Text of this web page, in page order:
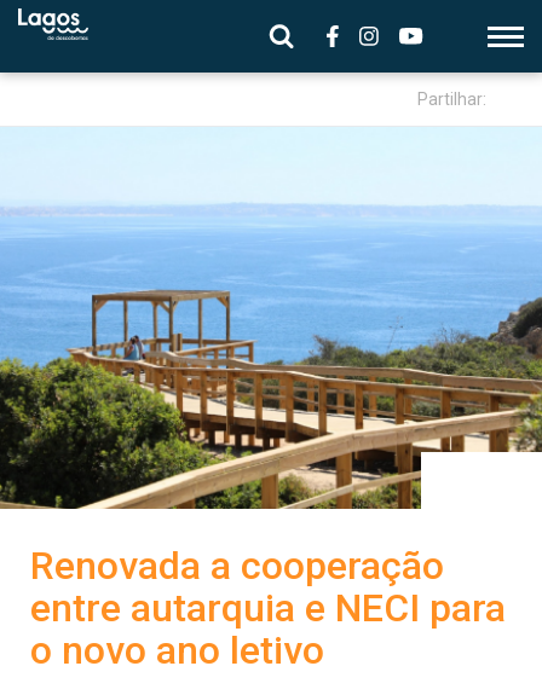
Partilhar:
Renovada a cooperação
entre autarquia e NECI para
o novo ano letivo